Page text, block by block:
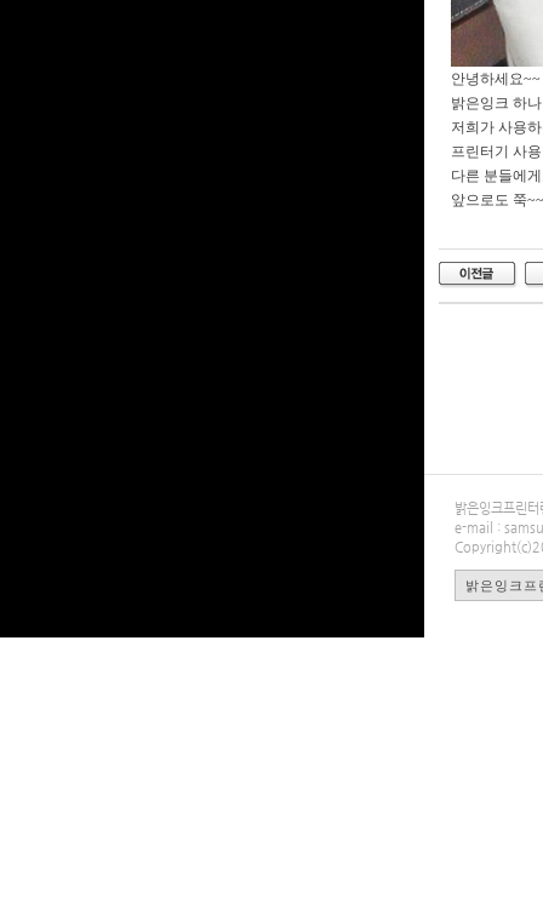
안녕하세요
밝은잉크 하
저희가 사용
프린터기 사
다른 분들에
앞으로도 쭉
밝은잉크프
e-mail :
밝은잉크프